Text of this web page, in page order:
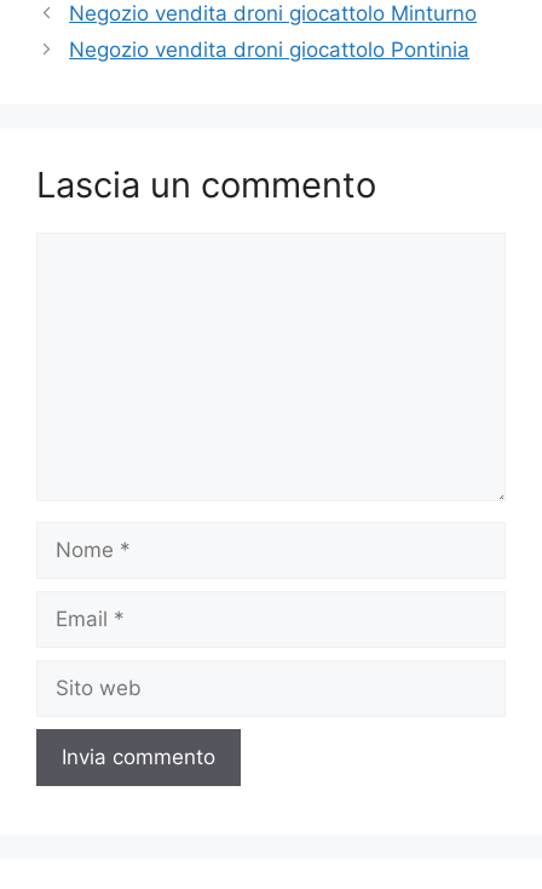
Negozio vendita droni giocattolo Minturno
Negozio vendita droni giocattolo Pontinia
Lascia un commento
Nome
Email
Sito
web